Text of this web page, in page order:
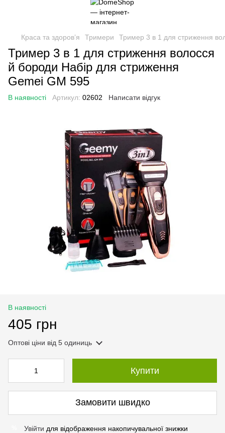
Краса та здоровʼя Тримери Тример 3 в 1 для стриження
Тример 3 в 1 для стриження волосся
й бороди Набір для стриження
Gemei GM 595
В наявності Артикул: 02602 Написати відгук
В наявності
405 грн
Оптові ціни від 5 одиниць
Купити
Замовити швидко
Увійти для відображення накопичувальної знижки